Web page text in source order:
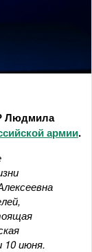
Людмила
армии.
10 июня.